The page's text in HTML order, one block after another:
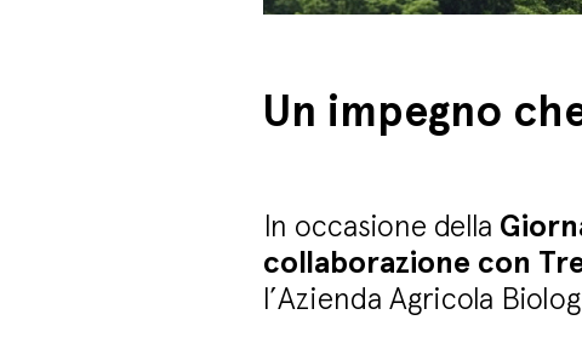
Un impegno
In occasione della
collaborazione con
l’Azienda Agricola